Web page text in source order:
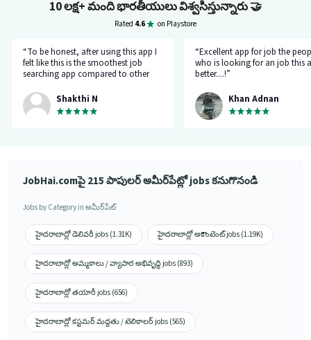
10 లక్ష+ మంది భారతీయులు విశ్వసిస్తున్నారు🤝
Rated 4.6 on Playstore
“To be honest, after using this app I
felt like this is the smoothest job
searching app compared to other
and goes all out searching for a job
matching my requirement....I've
saved a lot of my time.... Thanks to
the creators 👍”
Shakthi N
“Excellent app for job the
who is looking for an job this
better....!”
Khan Adnan
JobHai.comపై 215 పాపులర్ అమీర్‌పేట్లో jobs కనుగొనండి
Jobs by Category in అమీర్‌పేట్
హైదరాబాద్లో డెలివరీ jobs (1.31K) హైదరాబాద్లో అకౌంటెంట్ jobs (1.19K)
హైదరాబాద్లో అమ్మకాలు / వ్యాపార అభివృద్ధి jobs (893)
హైదరాబాద్లో తయారీ jobs (656)
హైదరాబాద్లో కస్టమర్ మద్దతు / టెలికాలర్ jobs (565)